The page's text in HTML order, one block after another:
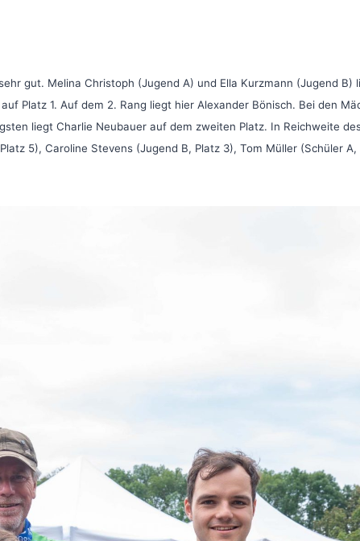
gut. Melina Christoph (Jugend A) und Ella Kurzmann (Jugend
Platz 1. Auf dem 2. Rang liegt hier Alexander Bönisch. Bei den
liegt Charlie Neubauer auf dem zweiten Platz. In Reichweite
5), Caroline Stevens (Jugend B, Platz 3), Tom Müller (Schüler